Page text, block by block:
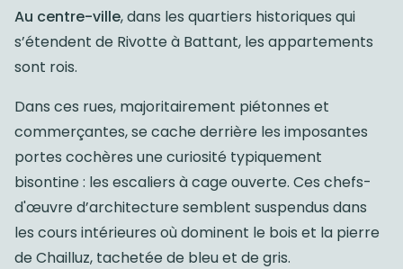
Au centre-ville, dans les quartiers historiques qui
s’étendent de Rivotte à Battant, les appartements
sont rois.
Dans ces rues, majoritairement piétonnes et
commerçantes, se cache derrière les imposantes
portes cochères une curiosité typiquement
bisontine : les escaliers à cage ouverte. Ces chefs-
d'œuvre d’architecture semblent suspendus dans
les cours intérieures où dominent le bois et la pierre
de Chailluz, tachetée de bleu et de gris.